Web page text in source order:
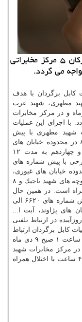
به گزارش آنی تل ارتباط تلفنی مشتركان ۵ مركز مخابراتی
می گردد.
كابل برگردان با هدف
مطهری، شهید عرب
كرمی و توحید از فردا ۹ آذرماه و در مركز مخابرات
آغاز می گردد. با اجرای این عملیات
شهید مطهری با پیش
شماره های ۸۸۱۰، ۸۸۵ و ۸۸۷۰ الی ۸۸۷۲ در محدوده خیابان های
سید جمال الدین اسدآبادی، بیستون، دهم و چهاردهم به مدت ۱۲
با پیش شماره های
و ۳۳۳۷ الی ۳۳۳۹ در محدوده خیابان های غیوری،
گلستان دوم، مالك اشتر، فدائیان اسلام و كوچه های شهید تاجیك و ۸
اختلال همراه است. در همین حال
مشتركان مركز مخابرات شهید كرمی با پیش شماره های ۶۶۲۰ الی
خیابان های پژاوند، آیت ا...
پژاند و شهید احمد حسینی هم تا ۳ روزآینده در ارتباط تلفنی
كابل برگردان ارتباط
تلفنی مشتركان در مركز مخابرات توحید از ساعت ۱ صبح ۹ دی ماه
در مركز مخابرات شهید
قندی از ساعت ۲ صبح ۱۰ دی ماه به مدت ۴ ساعت با اختلال همراه